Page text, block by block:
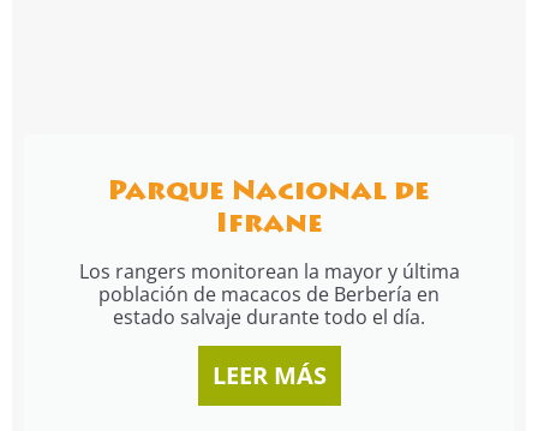
Parque Nacional de
Ifrane
Los rangers monitorean la mayor y última
población de macacos de Berbería en
estado salvaje durante todo el día.
LEER MÁS